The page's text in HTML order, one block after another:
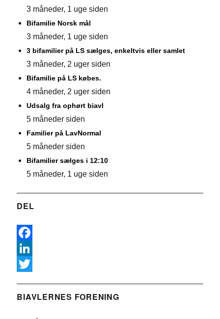
3 måneder, 1 uge siden
Bifamilie Norsk mål
3 måneder, 1 uge siden
3 bifamilier på LS sælges, enkeltvis eller samlet
3 måneder, 2 uger siden
Bifamilie på LS købes.
4 måneder, 2 uger siden
Udsalg fra ophørt biavl
5 måneder siden
Familier på LavNormal
5 måneder siden
Bifamilier sælges i 12:10
5 måneder, 1 uge siden
DEL
F
a
e
L
n
w
BIAVLERNES FORENING